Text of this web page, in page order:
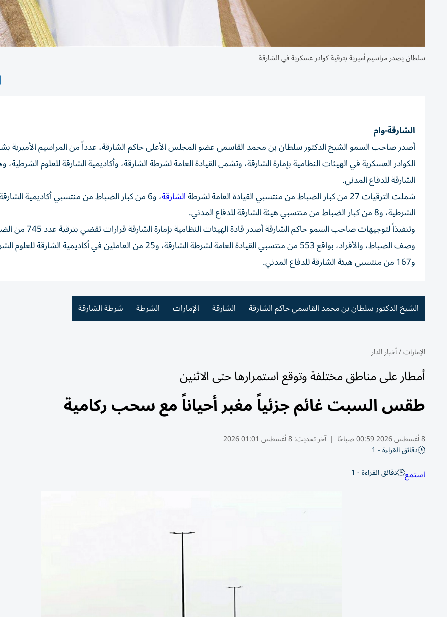
سلطان يصدر مراسيم أميرية بترقية كوادر عسكرية في الشارقة
الشارقة-وام
أصدر صاحب السمو الشيخ الدكتور سلطان بن محمد القاسمي عضو المجلس الأعلى حاكم الشارقة، عدداً من المراسيم الأميرية
الكوادر العسكرية في الهيئات النظامية بإمارة الشارقة، وتشمل القيادة العامة لشرطة الشارقة، وأكاديمية الشارقة للعلوم الشرطية،
الشارقة للدفاع المدني.
شملت الترقيات 27 من كبار الضباط من منتسبي القيادة العامة لشرطة
الشارقة
، و6 من كبار الضباط من منتسبي أكاديمية
الشرطية، و8 من كبار الضباط من منتسبي هيئة الشارقة للدفاع المدني.
وتنفيذاً لتوجيهات صاحب السمو حاكم الشارقة أصدر قادة الهيئات
وصف الضباط، والأفراد، بواقع 553 من منتسبي القيادة العامة لشرطة الشارقة، و25 من العاملين في أكاديمية الشارقة
و167 من منتسبي هيئة الشارقة للدفاع المدني.
الشيخ الدكتور سلطان بن محمد القاسمي حاكم الشارقة الشارقة الإمارات الشرطة شرطة الشارقة
الإمارات/أخبار الدار
أمطار على مناطق مختلفة وتوقع استمرارها حتى الاثنين
طقس السبت غائم جزئياً مغبر أحياناً مع سحب ركامية
8 أغسطس 2026 00:59 صباحًا | آخر تحديث:8 أغسطس 01:01 2026
دقائق القراءة - 1
استمع دقائق القراءة - 1